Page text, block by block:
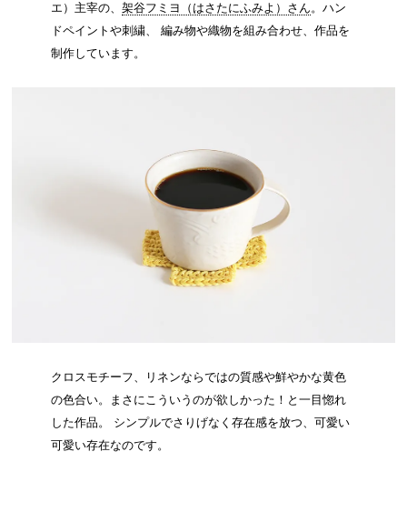
エ）主宰の、 架谷フミヨ（はさたにふみよ）さん。ハン
ドペイントや刺繍、 編み物や織物を組み合わせ、作品を
制作しています。
クロスモチーフ、リネンならではの質感や鮮やかな黄色
の色合い。まさにこういうのが欲しかった！と一目惚れ
した作品。 シンプルでさりげなく存在感を放つ、可愛い
可愛い存在なのです。